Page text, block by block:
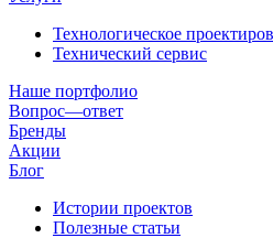
Технологическое
Технический сервис
Наше портфолио
Вопрос—ответ
Бренды
Акции
Блог
Истории проектов
Полезные статьи